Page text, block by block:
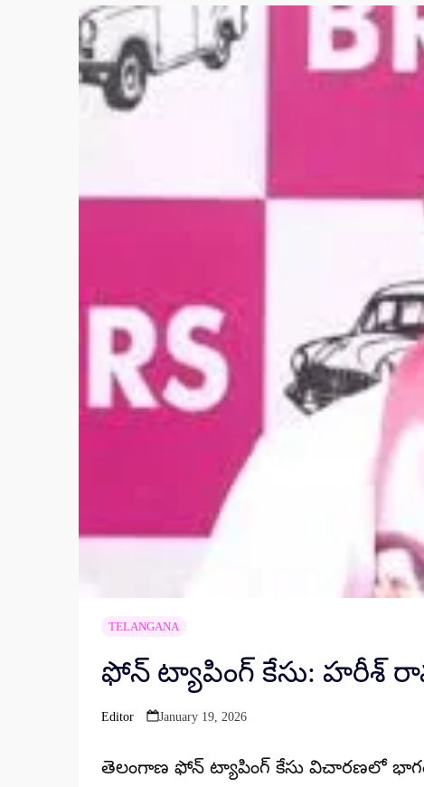
TELANGANA
ఫోన్ ట్యాపింగ్ కేసు: హరీశ్
Posted
Editor January 19, 2026
తెలంగాణ ఫోన్ ట్యాపింగ్ కేసు విచారణలో భాగంగా